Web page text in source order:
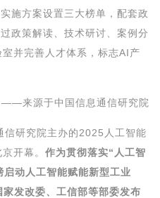
施方案设置三大榜单，配套政
政策解读、技术研讨、案例分
并完善人才体系，标志AI产
——来源于中国信息通信研究院
研究院主办的2025人工智能
开幕。 作为贯彻落实“人工智
动人工智能赋能新型工业
发改委、工信部等部委发布